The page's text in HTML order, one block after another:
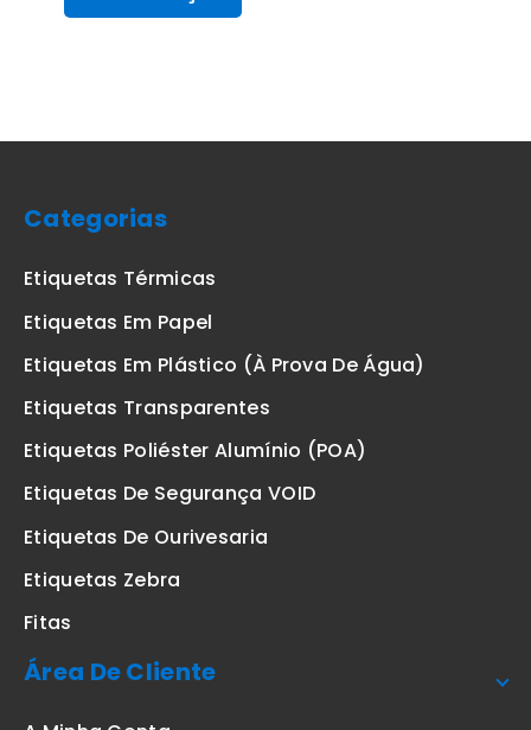
Categorias
Etiquetas Térmicas
Etiquetas Em Papel
Etiquetas Em Plástico (à Prova De Água)
Etiquetas Transparentes
Etiquetas Poliéster Alumínio (POA)
Etiquetas De Segurança VOID
Etiquetas De Ourivesaria
Etiquetas Zebra
Fitas
Área De Cliente